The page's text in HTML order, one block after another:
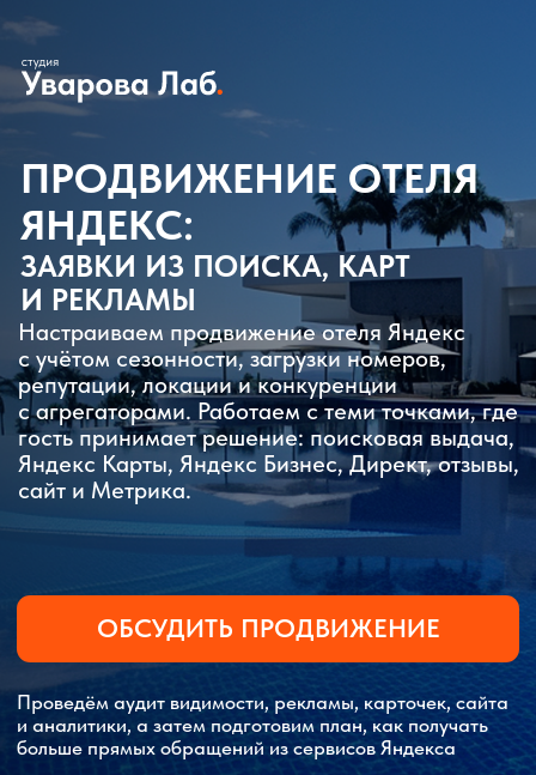
ПРОДВИЖЕНИЕ ОТЕЛЯ
ЯНДЕКС:
ЗАЯВКИ ИЗ ПОИСКА, КАРТ
И РЕКЛАМЫ
Настраиваем продвижение отеля Яндекс
с учётом сезонности, загрузки номеров,
репутации, локации и конкуренции
с агрегаторами. Работаем с теми точками, где
гость принимает решение: поисковая выдача,
Яндекс Карты, Яндекс Бизнес, Директ, отзывы,
сайт и Метрика.
Проведём аудит видимости, рекламы, карточек, сайта
больше прямых обращений из сервисов Яндекса
ОБСУДИТЬ ПРОДВИЖЕНИЕ
КОГДА ВАМ НУЖНА
ЭТА УСЛУГА